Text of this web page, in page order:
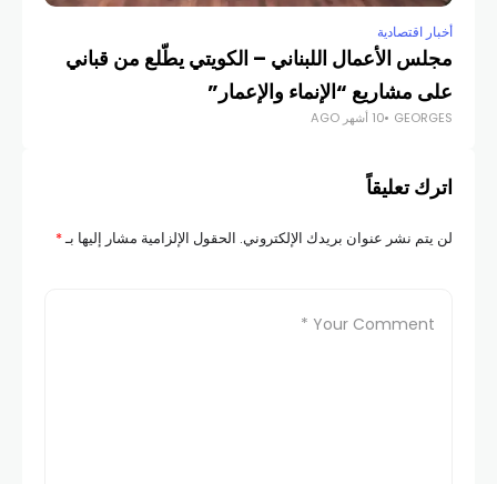
أخبار اقتصادية
مجلس الأعمال اللبناني – الكويتي يطّلع من قباني
على مشاريع “الإنماء والإعمار”
GEORGES 10 أشهر AGO
اترك تعليقاً
لن يتم نشر عنوان بريدك الإلكتروني. الحقول الإلزامية مشار إليها بـ*